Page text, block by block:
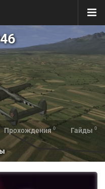
Прохождения 0 Гайды 0